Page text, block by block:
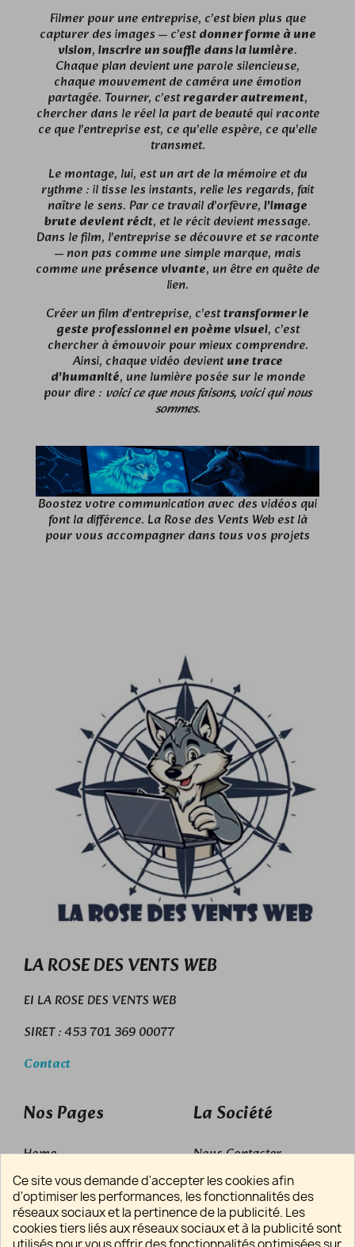
Filmer pour une entreprise, c’est bien plus que
capturer des images — c’estdonner forme à une
vision,inscrire un souffle dans la lumière.
Chaque plan devient une parole silencieuse,
chaque mouvement de caméra une émotion
partagée. Tourner, c’estregarder autrement,
chercher dans le réel la part de beauté qui raconte
ce que l’entreprise est, ce qu’elle espère, ce qu’elle
transmet.
Le montage, lui, est un art de la mémoire et du
rythme : il tisse les instants, relie les regards, fait
naître le sens. Par ce travail d’orfèvre,l’image
brute devient récit, et le récit devient message.
Dans le film, l’entreprise se découvre et se raconte
— non pas comme une simple marque, mais
comme uneprésence vivante, un être en quête de
lien.
Créer un film d’entreprise, c’esttransformer le
geste professionnel en poème visuel, c’est
chercher à émouvoir pour mieux comprendre.
Ainsi, chaque vidéo devientune trace
d’humanité, une lumière posée sur le monde
pour dire : voici ce que nous faisons, voici qui nous
sommes.
Boostez votre communication avec des vidéos qui
font la différence. La Rose des Vents Web est là
pour vous accompagner dans tous vos projets
LA ROSE DES VENTS WEB
EI LA ROSE DES VENTS WEB
SIRET : 453 701 369 00077
Contact
Nos Pages
Home
Zone d'Intervention
Découvrez Nous
La Société
Nous Contacter
Politique de Confidentialité
Mentions Légales
Ce site vous demande d'accepter les cookies afin
d'optimiser les performances, les fonctionnalités des
réseaux sociaux et la pertinence de la publicité. Les
cookies tiers liés aux réseaux sociaux et à la publicité sont